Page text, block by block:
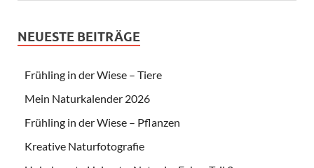
NEUESTE BEITRÄGE
Frühling in der Wiese – Tiere
Mein Naturkalender 2026
Frühling in der Wiese – Pflanzen
Kreative Naturfotografie